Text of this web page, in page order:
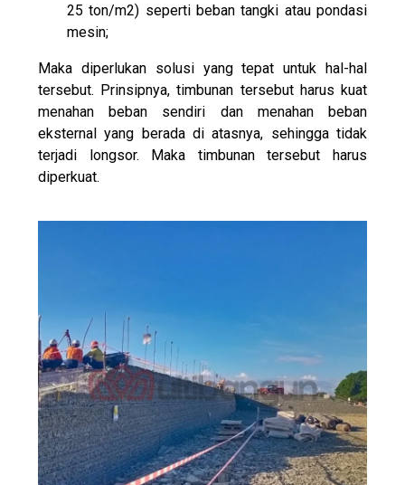
25 ton/m2) seperti beban tangki atau pondasi
mesin;
Maka diperlukan solusi yang tepat untuk hal-hal
tersebut. Prinsipnya, timbunan tersebut harus kuat
menahan beban sendiri dan menahan beban
eksternal yang berada di atasnya, sehingga tidak
terjadi longsor. Maka timbunan tersebut harus
diperkuat.